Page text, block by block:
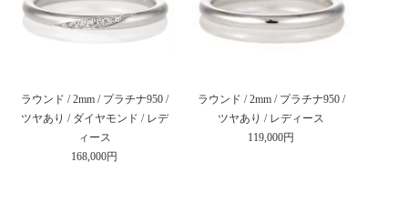
ラウンド / 2mm / プラチナ950 /
ツヤあり / ダイヤモンド / レデ
ィース
168,000円
ラウンド / 2mm / プラチナ950 /
ツヤあり / レディース
119,000円